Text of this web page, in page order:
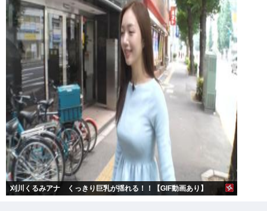
刈川くるみアナ くっきり巨乳が揺れる！！【GIF動画あり】